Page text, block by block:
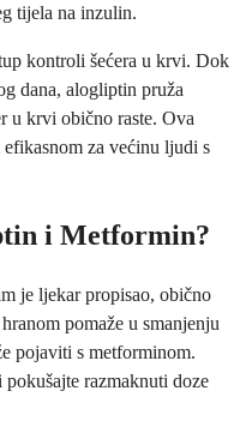
tijela na inzulin.
kontroli šećera u krvi. Dok
dana, alogliptin pruža
u krvi obično raste. Ova
za većinu ljudi s
i Metformin?
je ljekar propisao, obično
pomaže u smanjenju
pojaviti s metforminom.
razmaknuti doze